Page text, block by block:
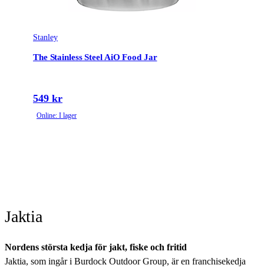
Stanley
The Stainless Steel AiO Food Jar
549 kr
Online: I lager
Jaktia
Nordens största kedja för jakt, fiske och fritid
Jaktia, som ingår i Burdock Outdoor Group, är en franchisekedja